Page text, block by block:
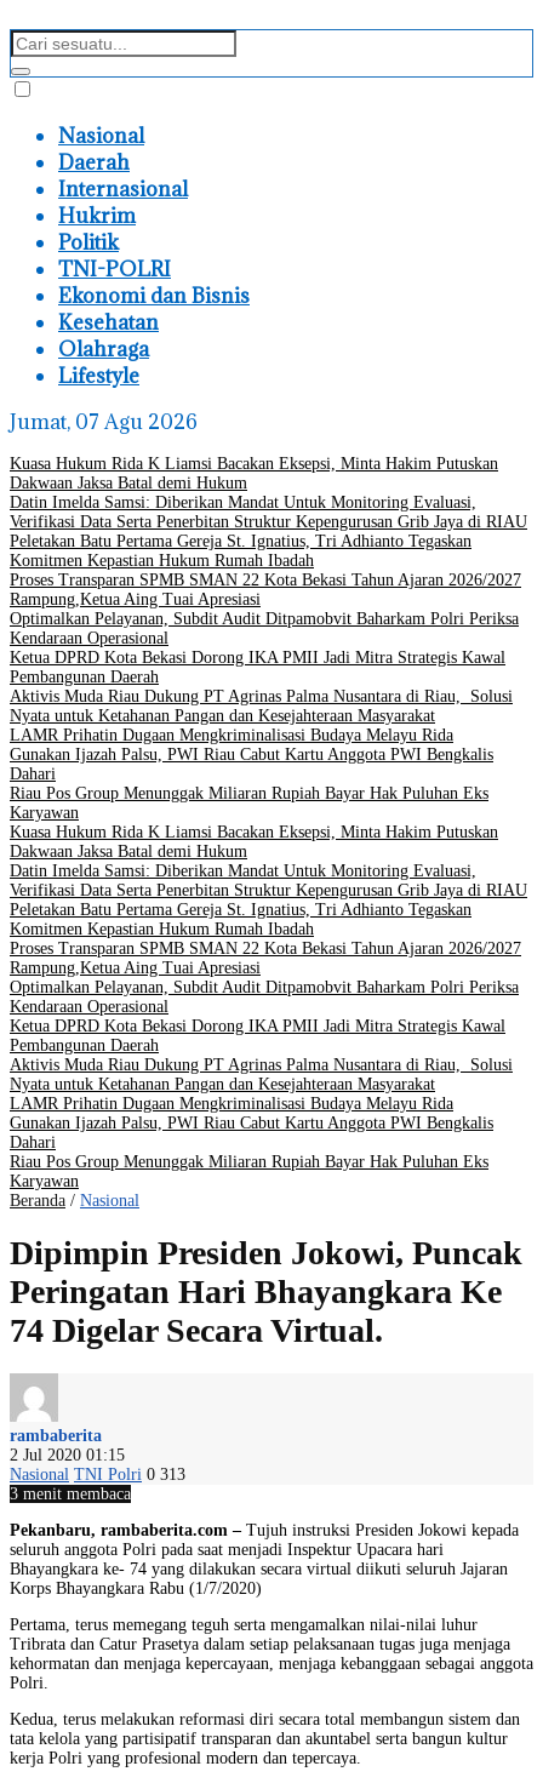
Nasional
Daerah
Internasional
Hukrim
Politik
TNI-POLRI
Ekonomi dan Bisnis
Kesehatan
Olahraga
Lifestyle
Jumat, 07 Agu 2026
Kuasa Hukum Rida K Liamsi Bacakan Eksepsi, Minta Hakim Putuskan
Dakwaan Jaksa Batal demi Hukum
Datin Imelda Samsi: Diberikan Mandat Untuk Monitoring Evaluasi,
Verifikasi Data Serta Penerbitan Struktur Kepengurusan Grib Jaya di RIAU
Peletakan Batu Pertama Gereja St. Ignatius, Tri Adhianto Tegaskan
Komitmen Kepastian Hukum Rumah Ibadah
Proses Transparan SPMB SMAN 22 Kota Bekasi Tahun Ajaran 2026/2027
Rampung,Ketua Aing Tuai Apresiasi
Optimalkan Pelayanan, Subdit Audit Ditpamobvit Baharkam Polri Periksa
Kendaraan Operasional
Ketua DPRD Kota Bekasi Dorong IKA PMII Jadi Mitra Strategis Kawal
Pembangunan Daerah
Aktivis Muda Riau Dukung PT Agrinas Palma Nusantara di Riau, Solusi
Nyata untuk Ketahanan Pangan dan Kesejahteraan Masyarakat
LAMR Prihatin Dugaan Mengkriminalisasi Budaya Melayu Rida
Gunakan Ijazah Palsu, PWI Riau Cabut Kartu Anggota PWI Bengkalis
Dahari
Riau Pos Group Menunggak Miliaran Rupiah Bayar Hak Puluhan Eks
Karyawan
Kuasa Hukum Rida K Liamsi Bacakan Eksepsi, Minta Hakim Putuskan
Dakwaan Jaksa Batal demi Hukum
Datin Imelda Samsi: Diberikan Mandat Untuk Monitoring Evaluasi,
Verifikasi Data Serta Penerbitan Struktur Kepengurusan Grib Jaya di RIAU
Peletakan Batu Pertama Gereja St. Ignatius, Tri Adhianto Tegaskan
Komitmen Kepastian Hukum Rumah Ibadah
Proses Transparan SPMB SMAN 22 Kota Bekasi Tahun Ajaran 2026/2027
Rampung,Ketua Aing Tuai Apresiasi
Optimalkan Pelayanan, Subdit Audit Ditpamobvit Baharkam Polri Periksa
Kendaraan Operasional
Ketua DPRD Kota Bekasi Dorong IKA PMII Jadi Mitra Strategis Kawal
Pembangunan Daerah
Aktivis Muda Riau Dukung PT Agrinas Palma Nusantara di Riau, Solusi
Nyata untuk Ketahanan Pangan dan Kesejahteraan Masyarakat
LAMR Prihatin Dugaan Mengkriminalisasi Budaya Melayu Rida
Gunakan Ijazah Palsu, PWI Riau Cabut Kartu Anggota PWI Bengkalis
Dahari
Riau Pos Group Menunggak Miliaran Rupiah Bayar Hak Puluhan Eks
Karyawan
Beranda / Nasional
Dipimpin Presiden Jokowi, Puncak
Peringatan Hari Bhayangkara Ke
74 Digelar Secara Virtual.
rambaberita
2 Jul 2020 01:15
Nasional TNI Polri 0 313
3 menit membaca
Pekanbaru, rambaberita.com – Tujuh instruksi Presiden Jokowi kepada
seluruh anggota Polri pada saat menjadi Inspektur Upacara hari
Bhayangkara ke- 74 yang dilakukan secara virtual diikuti seluruh Jajaran
Korps Bhayangkara Rabu (1/7/2020)
Pertama, terus memegang teguh serta mengamalkan nilai-nilai luhur
Tribrata dan Catur Prasetya dalam setiap pelaksanaan tugas juga menjaga
kehormatan dan menjaga kepercayaan, menjaga kebanggaan sebagai anggota
Polri.
Kedua, terus melakukan reformasi diri secara total membangun sistem dan
tata kelola yang partisipatif transparan dan akuntabel serta bangun kultur
kerja Polri yang profesional modern dan tepercaya.